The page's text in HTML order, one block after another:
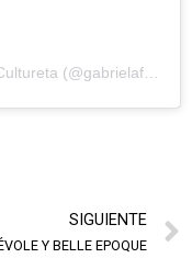
Una publicación compartida de MadreCultureta (@gabrielafresan)
SIGUIENTE
Y BELLE EPOQUE